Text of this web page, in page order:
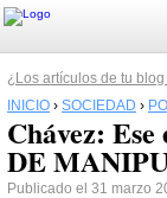
¿Los artículos de tu
INICIO › SOCIEDAD ›
Chávez:
DE
Publicado el 31 marzo